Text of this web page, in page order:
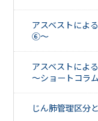
アスベストによ
⑥～
アスベストによ
～ショートコラ
じん肺管理区分